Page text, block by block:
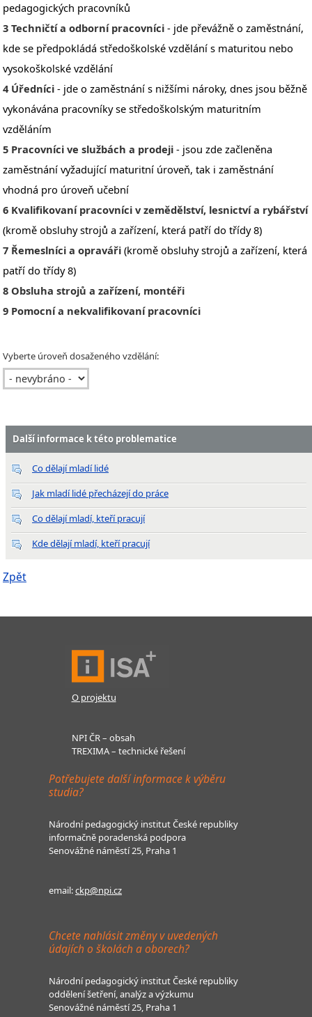
pedagogických pracovníků
3 Techničtí a odborní pracovníci - jde převážně o zaměstnání,
kde se předpokládá středoškolské vzdělání s maturitou nebo
vysokoškolské vzdělání
4 Úředníci - jde o zaměstnání s nižšími nároky, dnes jsou běžně
vykonávána pracovníky se středoškolským maturitním
vzděláním
5 Pracovníci ve službách a prodeji - jsou zde začleněna
zaměstnání vyžadující maturitní úroveň, tak i zaměstnání
vhodná pro úroveň učební
6 Kvalifikovaní pracovníci v zemědělství, lesnictví a rybářství
(kromě obsluhy strojů a zařízení, která patří do třídy 8)
7 Řemeslníci a opraváři (kromě obsluhy strojů a zařízení, která
patří do třídy 8)
8 Obsluha strojů a zařízení, montéři
9 Pomocní a nekvalifikovaní pracovníci
Vyberte úroveň dosaženého vzdělání:
Další informace k této problematice
Co dělají mladí lidé
Jak mladí lidé přecházejí do práce
Co dělají mladí, kteří pracují
Kde dělají mladí, kteří pracují
Zpět
O projektu
NPI ČR – obsah
TREXIMA – technické řešení
Potřebujete další informace k výběru
studia?
Národní pedagogický institut České republiky
informačně poradenská podpora
Senovážné náměstí 25, Praha 1
email:ckp@npi.cz
Chcete nahlásit změny v uvedených
údajích o školách a oborech?
Národní pedagogický institut České republiky
oddělení šetření, analýz a výzkumu
Senovážné náměstí 25, Praha 1